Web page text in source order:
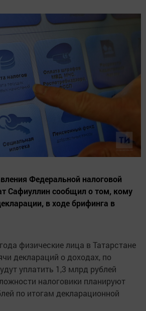
Федеральной налоговой
Сафиуллин сообщил о том, кому
в ходе брифинга в
физические лица в Татарстане
деклараций о доходах, по
уплатить 1,3 млрд рублей
налоговики планируют
по итогам декларационной